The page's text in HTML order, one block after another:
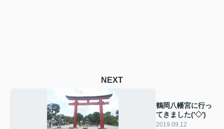
NEXT
鶴岡八幡宮に行っ
てきました('◇')ゞ
2019.09.12